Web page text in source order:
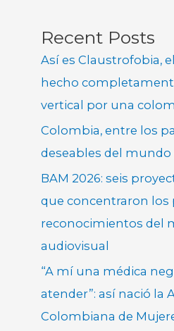
Recent Posts
Así es Claustrofobia,
hecho
vertical por una
Colombia, entre los
deseables del mundo
BAM 2026: seis
que concentraron los
reconocimientos del
audiovisual
“A mí una médica
atender”: así nació la
Colombiana de